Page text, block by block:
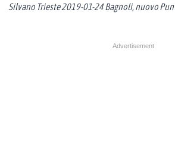
Silvano Trieste 2019-01-24 Bagnoli, nuovo